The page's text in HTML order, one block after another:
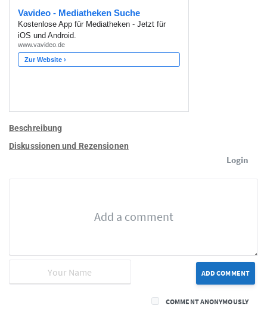
Beschreibung
Diskussionen und Rezensionen
Login
ADD COMMENT
COMMENT ANONYMOUSLY